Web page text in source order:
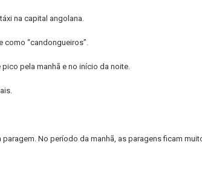
na capital angolana.
como “candongueiros”.
pela manhã e no início da noite.
No período da manhã, as paragens ficam